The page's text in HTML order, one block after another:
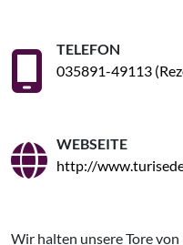
TELEFON
035891-49113
WEBSEITE
http://
Wir halten unsere Tore